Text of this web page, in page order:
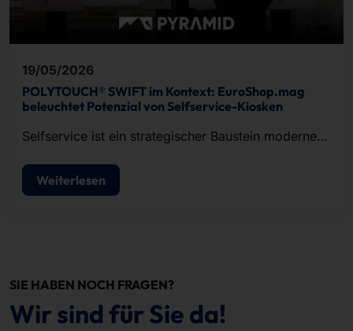
19/05/2026
POLYTOUCH® SWIFT im Kontext: EuroShop.mag
beleuchtet Potenzial von Selfservice-Kiosken
Selfservice ist ein strategischer Baustein moderner
Weiterlesen
SIE HABEN NOCH FRAGEN?
Wir sind für Sie da!